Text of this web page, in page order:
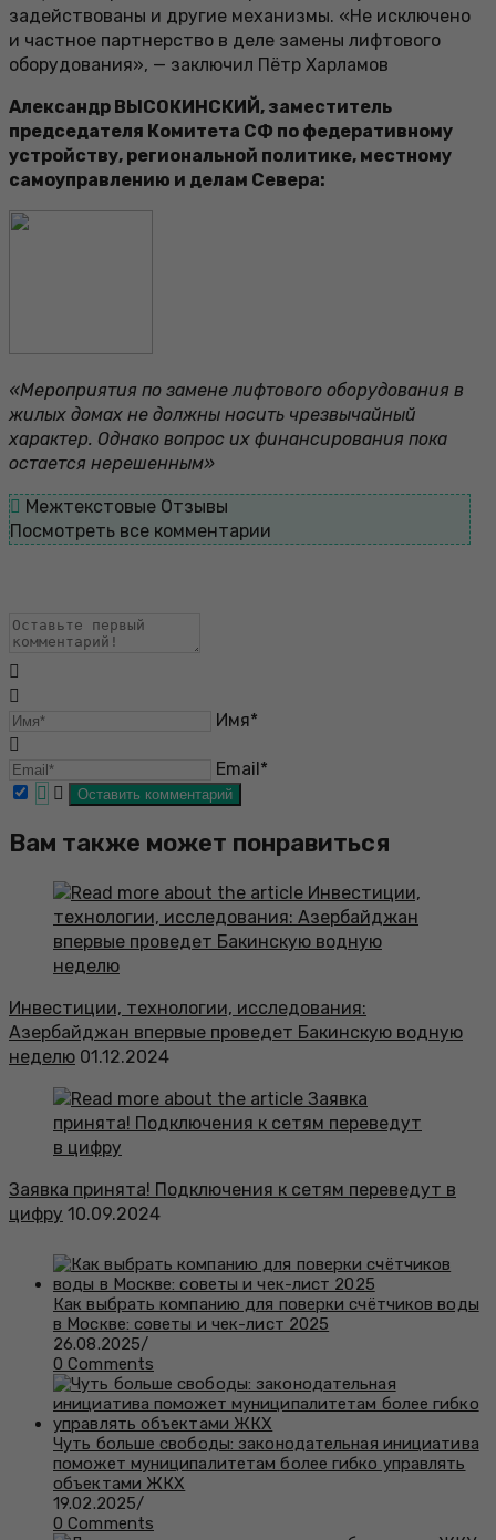
задействованы и другие механизмы. «Не исключено
и частное партнерство в деле замены лифтового
оборудования», — заключил Пётр Харламов
Александр ВЫСОКИНСКИЙ, заместитель
председателя Комитета СФ по федеративному
устройству, региональной политике, местному
самоуправлению и делам Севера:
«Мероприятия по замене лифтового оборудования в
жилых домах не должны носить чрезвычайный
характер. Однако вопрос их финансирования пока
остается нерешенным»
Межтекстовые Отзывы
Посмотреть все комментарии
Имя*
Email*
Вам также может понравиться
Инвестиции, технологии, исследования:
Азербайджан впервые проведет Бакинскую водную
неделю 01.12.2024
Заявка принята! Подключения к сетям переведут в
цифру 10.09.2024
Как выбрать компанию для поверки счётчиков воды
в Москве: советы и чек-лист 2025
26.08.2025/
0 Comments
Чуть больше свободы: законодательная инициатива
поможет муниципалитетам более гибко управлять
объектами ЖКХ
19.02.2025/
0 Comments